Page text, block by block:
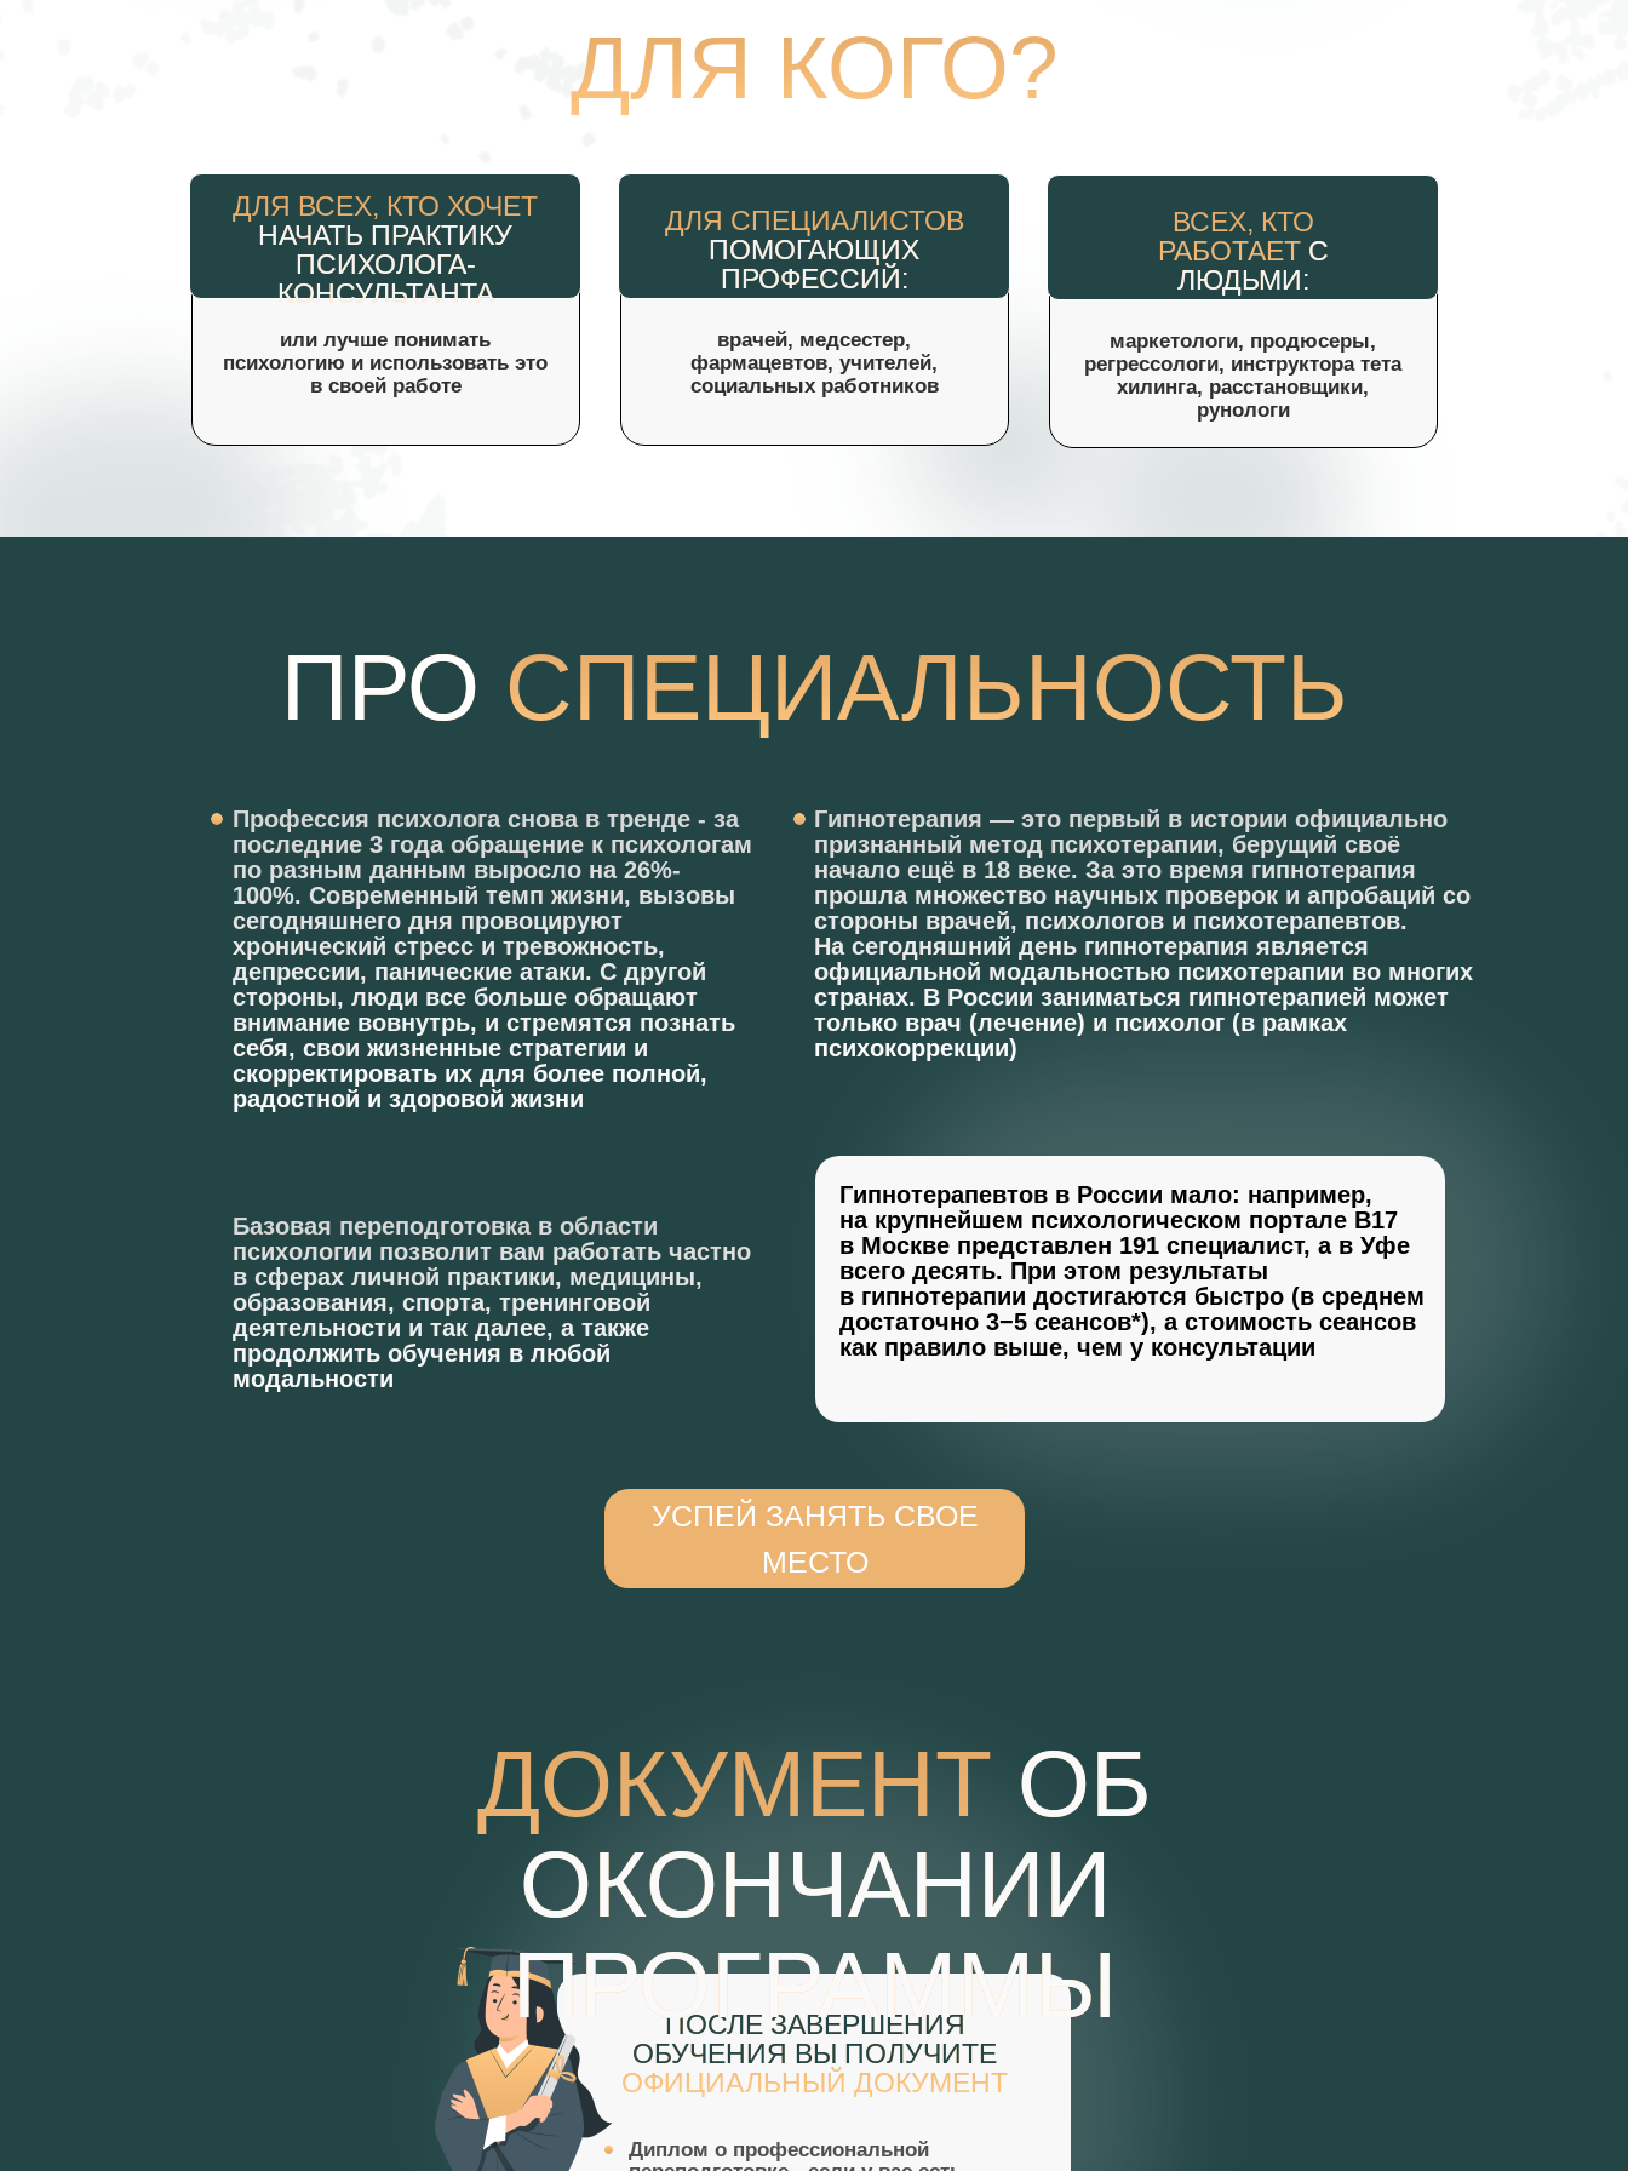
ДЛЯ КОГО?
ДЛЯ ВСЕХ, КТО ХОЧЕТ
НАЧАТЬ ПРАКТИКУ
ПСИХОЛОГА-
КОНСУЛЬТАНТА
или лучше понимать
психологию и использовать это
в своей работе
ДЛЯ СПЕЦИАЛИСТОВ
ПОМОГАЮЩИХ
ПРОФЕССИЙ:
врачей, медсестер,
фармацевтов, учителей,
социальных работников
ВСЕХ, КТО
РАБОТАЕТ С
ЛЮДЬМИ:
маркетологи, продюсеры,
регрессологи, инструктора тета
хилинга, расстановщики,
рунологи
ПРО СПЕЦИАЛЬНОСТЬ
Гипнотерапевтов в России мало: например,
на крупнейшем психологическом портале B17
в Москве представлен 191 специалист, а в Уфе
всего десять. При этом результаты
в гипнотерапии достигаются быстро (в среднем
достаточно 3−5 сеансов*), а стоимость сеансов
как правило выше, чем у консультации
Профессия психолога снова в тренде - за
последние 3 года обращение к психологам
по разным данным выросло на 26%-
100%. Современный темп жизни, вызовы
сегодняшнего дня провоцируют
хронический стресс и тревожность,
депрессии, панические атаки. С другой
стороны, люди все больше обращают
внимание вовнутрь, и стремятся познать
себя, свои жизненные стратегии и
скорректировать их для более полной,
радостной и здоровой жизни
УСПЕЙ ЗАНЯТЬ СВОЕ
МЕСТО
Базовая переподготовка в области
психологии позволит вам работать частно
в сферах личной практики, медицины,
образования, спорта, тренинговой
деятельности и так далее, а также
продолжить обучения в любой
модальности
Гипнотерапия — это первый в истории официально
признанный метод психотерапии, берущий своё
начало ещё в 18 веке. За это время гипнотерапия
прошла множество научных проверок и апробаций со
стороны врачей, психологов и психотерапевтов.
На сегодняшний день гипнотерапия является
официальной модальностью психотерапии во многих
странах. В России заниматься гипнотерапией может
только врач (лечение) и психолог (в рамках
психокоррекции)
Диплом о профессиональной
о повышении квалификации
- если у вас есть среднее
профессиональное образование
ПОСЛЕ ЗАВЕРШЕНИЯ
ОБУЧЕНИЯ ВЫ ПОЛУЧИТЕ
ОФИЦИАЛЬНЫЙ ДОКУМЕНТ
ДОКУМЕНТ ОБ
ОКОНЧАНИИ
ПРОГРАММЫ
ДОКУМЕНТ
ОБ ОКОНЧАНИИ
ПРОГРАММЫ